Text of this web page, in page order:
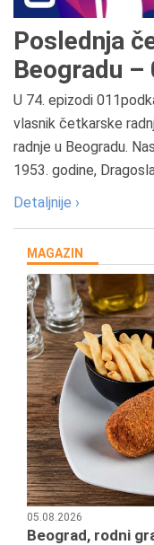
Poslednja
Beogradu –
U 74. epizodi
vlasnik četkarske
radnje u Beogradu.
1953. godine,
Detaljnije ›
MAGAZIN
05.08.2026
Beograd, rodni